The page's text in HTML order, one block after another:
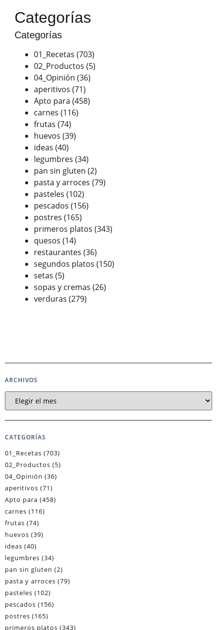
Categorías
Categorías
01_Recetas (703)
02_Productos (5)
04_Opinión (36)
aperitivos (71)
Apto para (458)
carnes (116)
frutas (74)
huevos (39)
ideas (40)
legumbres (34)
pan sin gluten (2)
pasta y arroces (79)
pasteles (102)
pescados (156)
postres (165)
primeros platos (343)
quesos (14)
restaurantes (36)
segundos platos (150)
setas (5)
sopas y cremas (26)
verduras (279)
ARCHIVOS
CATEGORÍAS
01_Recetas (703)
02_Productos (5)
04_Opinión (36)
aperitivos (71)
Apto para (458)
carnes (116)
frutas (74)
huevos (39)
ideas (40)
legumbres (34)
pan sin gluten (2)
pasta y arroces (79)
pasteles (102)
pescados (156)
postres (165)
primeros platos (343)